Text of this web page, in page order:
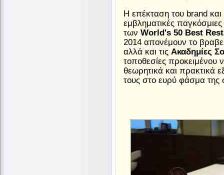
Η επέκταση του brand και
εμβληματικές
των World's 50 Best
2014 απονέμουν το
αλλά και τις Ακαδημίες
τοποθεσίες προκειμένου
θεωρητικά και πρακτικά
τους στο ευρύ φάσμα της